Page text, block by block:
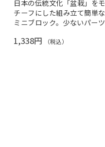
日本の伝統文化「盆栽」をモ
チーフにした組み立て簡単な
ミニブロック。少ないパーツ
が完成します。完成後はデス
1,338円 （税込）